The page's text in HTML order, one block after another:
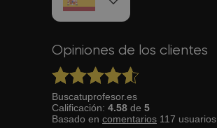
Opiniones de los clientes
Buscatuprofesor.es
Calificación: 4.58 de 5
Basado en comentarios 117 usuarios